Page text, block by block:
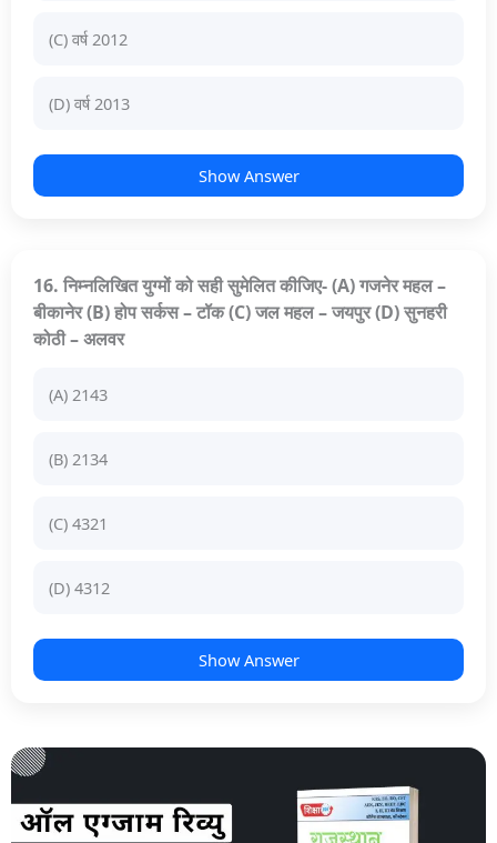
(C) वर्ष 2012
(D) वर्ष 2013
Show Answer
16. निम्नलिखित युग्मों को सही सुमेलित कीजिए- (A) गजनेर महल –
बीकानेर (B) होप सर्कस – टॉक (C) जल महल – जयपुर (D) सुनहरी
कोठी – अलवर
(A) 2143
(B) 2134
(C) 4321
(D) 4312
Show Answer